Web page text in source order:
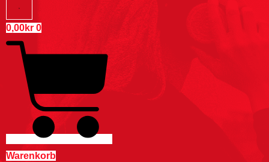
0,00kr 0
Warenkorb